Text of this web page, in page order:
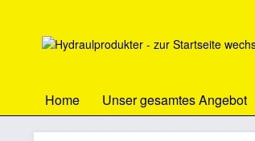
Home Unser gesamtes Angebot